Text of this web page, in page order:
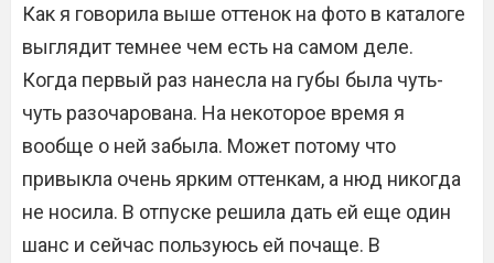
Как я говорила выше оттенок на фото в каталоге
выглядит темнее чем есть на самом деле.
Когда первый раз нанесла на губы была чуть-
чуть разочарована. На некоторое время я
вообще о ней забыла. Может потому что
привыкла очень ярким оттенкам, а нюд никогда
не носила. В отпуске решила дать ей еще один
шанс и сейчас пользуюсь ей почаще. В